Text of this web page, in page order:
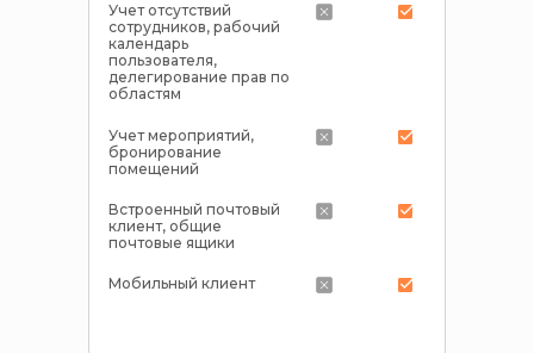
Учет отсутствий
сотрудников, рабочий
календарь
пользователя,
делегирование прав по
областям
Учет мероприятий,
бронирование
помещений
Встроенный почтовый
клиент, общие
почтовые ящики
Мобильный клиент